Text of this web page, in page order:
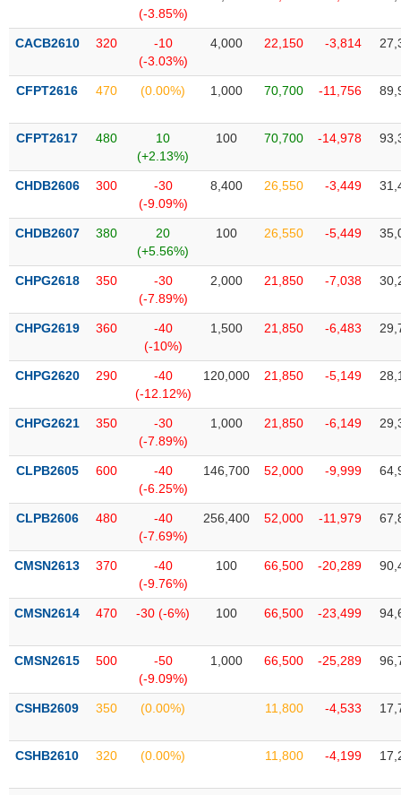
(-3.85%)
CACB2610 320
-10
(-3.03%)
4,000 22,150 -3,814
CFPT2616 470 (0.00%) 1,000 70,700 -11,756
CFPT2617 480
10
(+2.13%)
100 70,700 -14,978
CHDB2606 300
-30
(-9.09%)
8,400 26,550 -3,449
CHDB2607 380
20
(+5.56%)
100 26,550 -5,449
CHPG2618 350
-30
(-7.89%)
2,000 21,850 -7,038
CHPG2619 360
-40
(-10%)
1,500 21,850 -6,483
CHPG2620 290
-40
(-12.12%)
120,000 21,850 -5,149
CHPG2621 350
-30
(-7.89%)
1,000 21,850 -6,149
CLPB2605 600
-40
(-6.25%)
146,700 52,000 -9,999
CLPB2606 480
-40
(-7.69%)
256,400 52,000 -11,979
CMSN2613 370
-40
(-9.76%)
100 66,500 -20,289
CMSN2614 470 -30 (-6%) 100 66,500 -23,499
CMSN2615 500
-50
(-9.09%)
1,000 66,500 -25,289
CSHB2609 350 (0.00%) 11,800 -4,533
CSHB2610 320 (0.00%) 11,800 -4,199
KHỎE
TÀI
CÔNG
THÔNG
VỤ
TRUYỀN
ÍCH
BẤT
ĐỘNG
chứng
khoán